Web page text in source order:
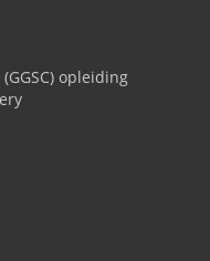
opleiding